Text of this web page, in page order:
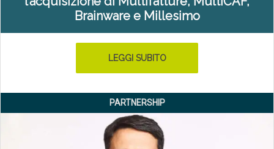
Brainware e Millesimo
LEGGI SUBITO
PARTNERSHIP